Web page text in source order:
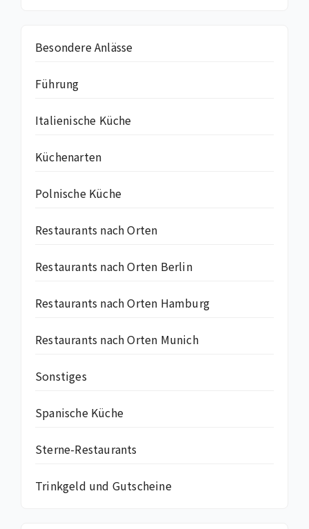
Besondere Anlässe
Führung
Italienische Küche
Küchenarten
Polnische Küche
Restaurants nach Orten
Restaurants nach Orten Berlin
Restaurants nach Orten Hamburg
Restaurants nach Orten Munich
Sonstiges
Spanische Küche
Sterne-Restaurants
Trinkgeld und Gutscheine